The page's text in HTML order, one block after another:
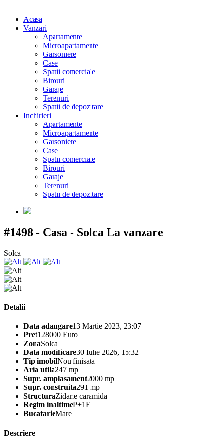
Acasa
Vanzari
Apartamente
Microapartamente
Garsoniere
Case
Spatii comerciale
Birouri
Garaje
Terenuri
Spatii de depozitare
Inchirieri
Apartamente
Microapartamente
Garsoniere
Case
Spatii comerciale
Birouri
Garaje
Terenuri
Spatii de depozitare
#1498 - Casa - Solca La vanzare
Solca
Detalii
Data adaugare13 Martie 2023, 23:07
Pret128000 Euro
ZonaSolca
Data modificare30 Iulie 2026, 15:32
Tip imobilNou finisata
Aria utila247 mp
Supr. amplasament2000 mp
Supr. construita291 mp
StructuraZidarie caramida
Regim inaltimeP+1E
BucatarieMare
Descriere